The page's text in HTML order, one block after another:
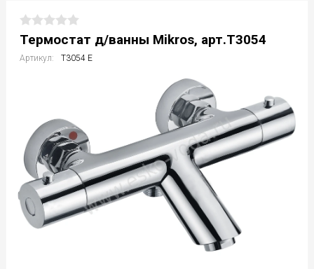
Термостат д/ванны Mikros, арт.T3054
Артикул: T3054 E